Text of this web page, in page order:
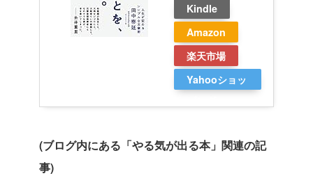
Kindle
Amazon
楽天市場
Yahooショッ
(ブログ内にある「やる気が出る本」関連の記
事)